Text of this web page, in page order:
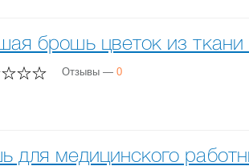
брошь цветок из ткани
Отзывы — 0
для медицинского